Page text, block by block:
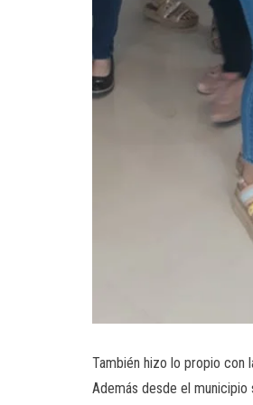
También hizo lo propio con
Además desde el